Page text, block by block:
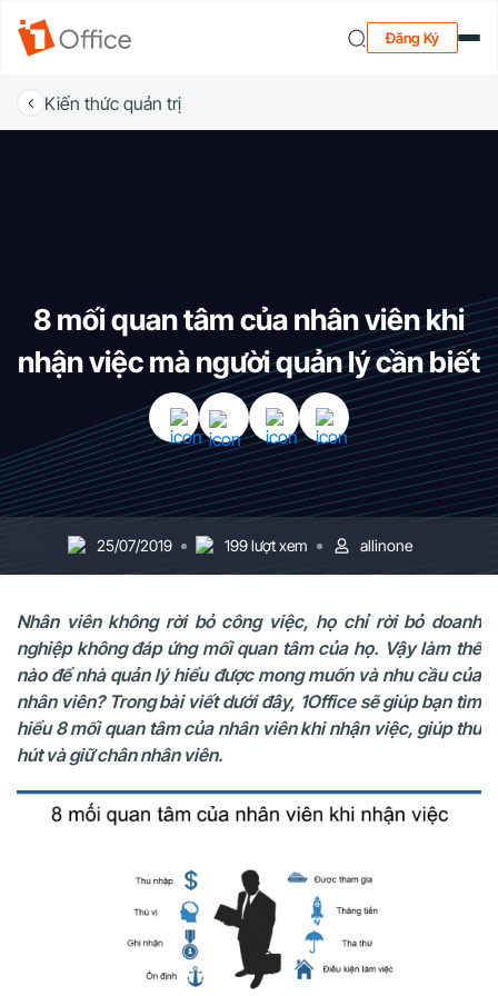
Đăng Ký
Kiến thức quản trị
8 mối quan tâm của nhân viên khi
nhận việc mà người quản lý cần biết
25/07/2019 199 lượt xem allinone
Nhân viên không rời bỏ công việc, họ chỉ rời bỏ doanh
nghiệp không đáp ứng mối quan tâm của họ. Vậy làm thế
nào để nhà quản lý hiểu được mong muốn và nhu cầu của
nhân viên? Trong bài viết dưới đây, 1Office sẽ giúp bạn tìm
hiểu 8 mối quan tâm của nhân viên khi nhận việc, giúp thu
hút và giữ chân nhân viên.